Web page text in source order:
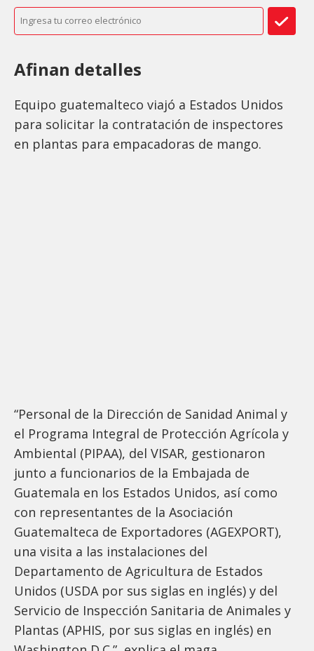
Afinan detalles
Equipo guatemalteco viajó a Estados Unidos
para solicitar la contratación de inspectores
en plantas para empacadoras de mango.
“Personal de la Dirección de Sanidad Animal y
el Programa Integral de Protección Agrícola y
Ambiental (PIPAA), del VISAR, gestionaron
junto a funcionarios de la Embajada de
Guatemala en los Estados Unidos, así como
con representantes de la Asociación
Guatemalteca de Exportadores (AGEXPORT),
una visita a las instalaciones del
Departamento de Agricultura de Estados
Unidos (USDA por sus siglas en inglés) y del
Servicio de Inspección Sanitaria de Animales y
Plantas (APHIS, por sus siglas en inglés) en